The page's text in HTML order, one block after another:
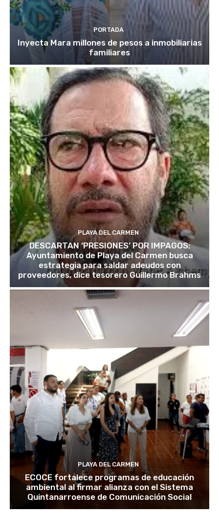
PORTADA
Inyecta Mara millones de pesos a inmobiliarias
familiares
PLAYA DEL CARMEN
DESCARTAN ‘PRESIONES’ POR IMPAGOS:
Ayuntamiento de Playa del Carmen busca
estrategia para saldar adeudos con
proveedores, dice tesorero Guillermo Brahms
PLAYA DEL CARMEN
ECOCE fortalece programas de educación
ambiental al firmar alianza con el Sistema
Quintanarroense de Comunicación Social